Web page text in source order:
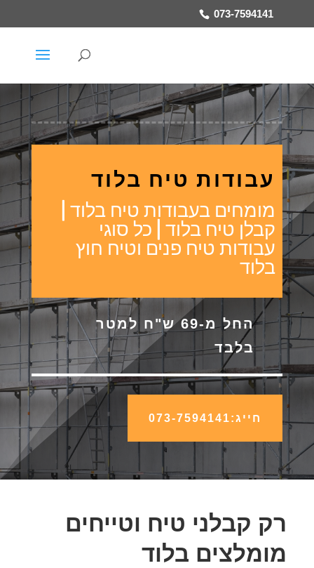
073-7594141
עבודות טיח בלוד
מומחים בעבודות טיח בלוד |
קבלן טיח בלוד | כל סוגי
עבודות טיח פנים וטיח חוץ
בלוד
החל מ-69 ש"ח למטר
בלבד
חייג:073-7594141
רק קבלני טיח וטייחים
מומלצים בלוד